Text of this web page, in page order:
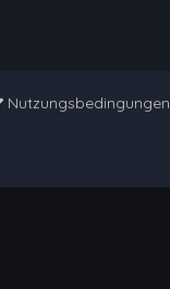
Nutzungsbedingungen